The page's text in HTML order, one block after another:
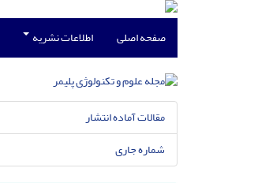
صفحه اصلی اطلاعات نشریه
مقالات آماده انتشار
شماره جاری